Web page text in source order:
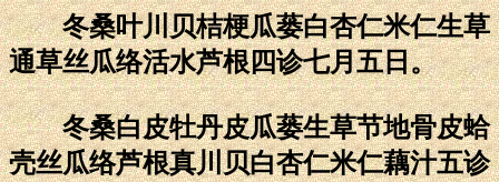
冬桑叶川贝桔梗瓜蒌白杏仁米仁生草
通草丝瓜络活水芦根四诊七月五日。
冬桑白皮牡丹皮瓜蒌生草节地骨皮蛤
壳丝瓜络芦根真川贝白杏仁米仁藕汁五诊